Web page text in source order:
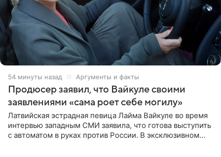
54 минуты назад Аргументы и факты
Продюсер заявил, что Вайкуле своими
заявлениями «сама роет себе могилу»
Латвийская эстрадная певица Лайма Вайкуле во время
интервью западным СМИ заявила, что готова выступить
с автоматом в руках против России. В эксклюзивном